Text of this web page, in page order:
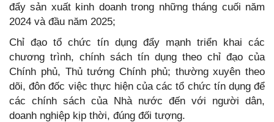
đẩy sản xuất kinh doanh trong những tháng cuối năm
2024 và đầu năm 2025;
Chỉ đạo tổ chức tín dụng đẩy mạnh triển khai các
chương trình, chính sách tín dụng theo chỉ đạo của
Chính phủ, Thủ tướng Chính phủ; thường xuyên theo
dõi, đôn đốc việc thực hiện của các tổ chức tín dụng để
các chính sách của Nhà nước đến với người dân,
doanh nghiệp kịp thời, đúng đối tượng.